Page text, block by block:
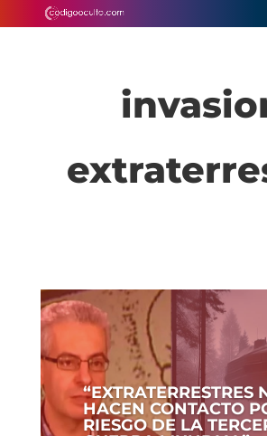
“EXTRATERRESTRES
HACEN CONTACTO
RIESGO DE LA